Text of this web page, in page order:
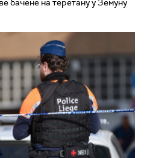
бачене на теретану у Земуну